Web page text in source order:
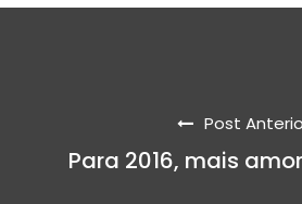
Post
Para 2016, mais